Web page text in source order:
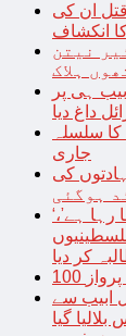
قتل ان کی
انکشاف
نیتن
ہلاک
ہی پر
داغ دیا
سلسلہ
جاری
کی
‘کوئی محفوظ نہیں، غزہ “بچوں کا قبرستان” بنتا جا رہا ہے’،
کر دیا
تل ابیب سے
گیا